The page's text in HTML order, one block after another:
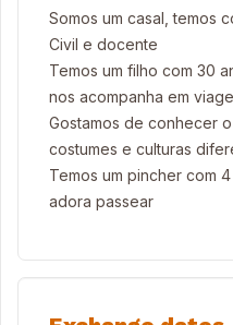
Somos um casal, temos
Civil e docente
Temos um filho com 30
nos acompanha em
Gostamos de conhecer
costumes e culturas
Temos um pincher com
adora passear